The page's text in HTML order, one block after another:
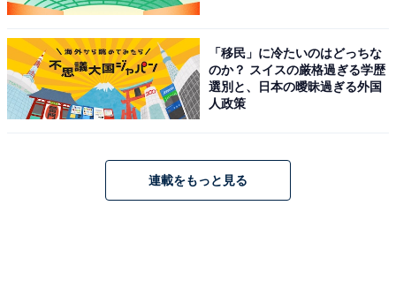
「移民」に冷たいのはどっちな
のか？ スイスの厳格過ぎる学歴
選別と、日本の曖昧過ぎる外国
人政策
連載をもっと見る